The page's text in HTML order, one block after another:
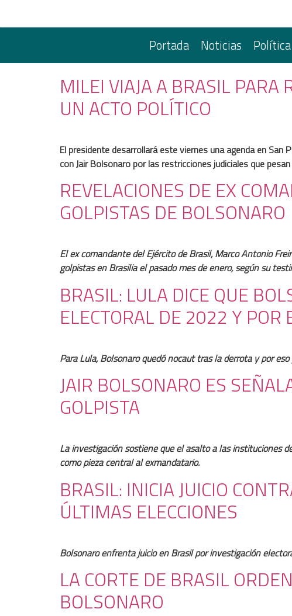
Portada Noticias Política
MILEI VIAJA A BRASIL PARA
UN ACTO POLÍTICO
El presidente desarrollará este viernes una agenda en San
con Jair Bolsonaro por las restricciones judiciales que
REVELACIONES DE EX
GOLPISTAS DE BOLSONARO
El ex comandante del Ejército de Brasil, Marco Antonio
golpistas en Brasilia el pasado mes de enero, según su
BRASIL: LULA DICE QUE
ELECTORAL DE 2022 Y POR
Para Lula, Bolsonaro quedó nocaut tras la derrota y por
JAIR BOLSONARO ES
GOLPISTA
La investigación sostiene que el asalto a las instituciones
como pieza central al exmandatario.
BRASIL: INICIA JUICIO
ÚLTIMAS ELECCIONES
Bolsonaro enfrenta juicio en Brasil por investigación
LA CORTE DE BRASIL
BOLSONARO